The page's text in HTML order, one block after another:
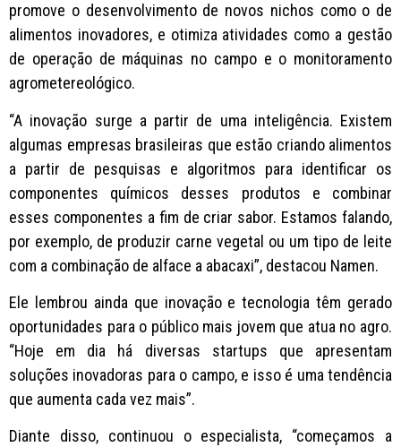
promove o desenvolvimento de novos nichos como o de
alimentos inovadores, e otimiza atividades como a gestão
de operação de máquinas no campo e o monitoramento
agrometereológico.
“A inovação surge a partir de uma inteligência. Existem
algumas empresas brasileiras que estão criando alimentos
a partir de pesquisas e algoritmos para identificar os
componentes químicos desses produtos e combinar
esses componentes a fim de criar sabor. Estamos falando,
por exemplo, de produzir carne vegetal ou um tipo de leite
com a combinação de alface a abacaxi”, destacou Namen.
Ele lembrou ainda que inovação e tecnologia têm gerado
oportunidades para o público mais jovem que atua no agro.
“Hoje em dia há diversas startups que apresentam
soluções inovadoras para o campo, e isso é uma tendência
que aumenta cada vez mais”.
Diante disso, continuou o especialista, “começamos a